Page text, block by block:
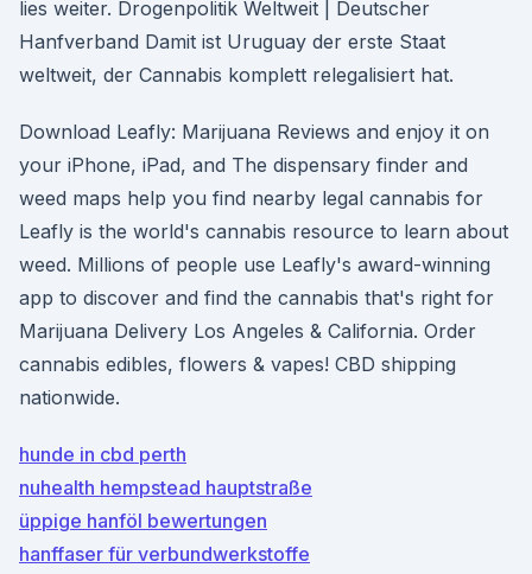
lies weiter. Drogenpolitik Weltweit | Deutscher
Hanfverband Damit ist Uruguay der erste Staat
weltweit, der Cannabis komplett relegalisiert hat.
Download Leafly: Marijuana Reviews and enjoy it on
your iPhone, iPad, and The dispensary finder and
weed maps help you find nearby legal cannabis for
Leafly is the world's cannabis resource to learn about
weed. Millions of people use Leafly's award-winning
app to discover and find the cannabis that's right for
Marijuana Delivery Los Angeles & California. Order
cannabis edibles, flowers & vapes! CBD shipping
nationwide.
hunde in cbd perth
nuhealth hempstead hauptstraße
üppige hanföl bewertungen
hanffaser für verbundwerkstoffe